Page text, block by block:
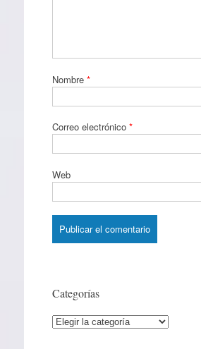
Nombre *
Correo electrónico *
Web
Categorías
Categorías